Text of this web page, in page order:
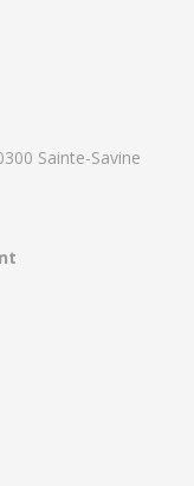
Sainte-Savine